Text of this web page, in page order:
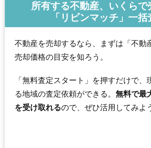
所有する不動産、いくらで
「リビンマッチ」一括
不動産を売却するなら、まずは「不動
売却価格の目安を知ろう。
「無料査定スタート」を押すだけで、
る地域の査定依頼ができる。 無料で最
を受け取れるので、ぜひ活用してみよ